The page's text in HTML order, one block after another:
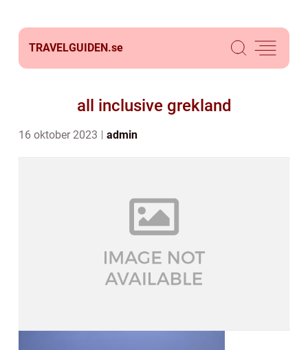
TRAVELGUIDEN.se
all inclusive grekland
16 oktober 2023 admin